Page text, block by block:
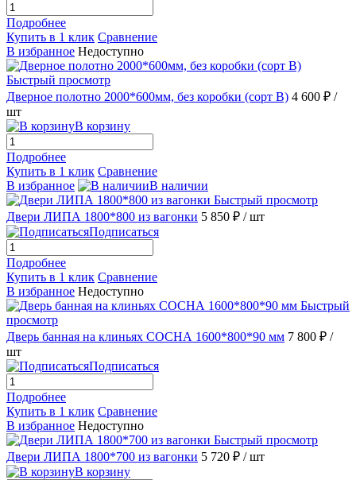
Подробнее
Купить в 1 клик Сравнение
В избранное Недоступно
Быстрый просмотр
Дверное полотно 2000*600мм, без коробки (сорт В) 4 600 ₽ /
шт
В корзину
Подробнее
Купить в 1 клик Сравнение
В избранное
В наличии
Быстрый просмотр
Двери ЛИПА 1800*800 из вагонки 5 850 ₽ / шт
Подписаться
Подробнее
Купить в 1 клик Сравнение
В избранное Недоступно
Быстрый
просмотр
Дверь банная на клиньях СОСНА 1600*800*90 мм 7 800 ₽ /
шт
Подписаться
Подробнее
Купить в 1 клик Сравнение
В избранное Недоступно
Быстрый просмотр
Двери ЛИПА 1800*700 из вагонки 5 720 ₽ / шт
В корзину